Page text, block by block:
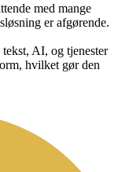
med mange
er afgørende.
AI, og tjenester
hvilket gør den